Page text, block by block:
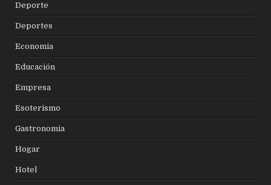
Deporte
Deportes
Economia
Educación
Empresa
Esoterismo
Gastronomia
Hogar
Hotel